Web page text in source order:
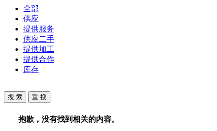
全部
供应
提供服务
供应二手
提供加工
提供合作
库存
抱歉，没有找到相关的内容。